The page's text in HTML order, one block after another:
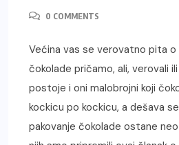
0 COMMENTS
Većina vas se verovatno pita
čokolade pričamo, ali, verovali
postoje i oni malobrojni koji
kockicu po kockicu, a dešava
pakovanje čokolade ostane